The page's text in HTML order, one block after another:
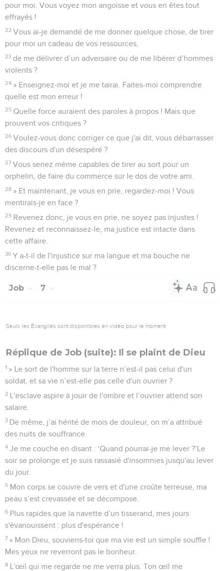
pour moi. Vous voyez mon angoisse et vous en êtes tout
effrayés !
22 Vous ai-je demandé de me donner quelque chose, de tirer
pour moi un cadeau de vos ressources,
23 de me délivrer d’un adversaire ou de me libérer d’hommes
violents ?
24 » Enseignez-moi et je me tairai. Faites-moi comprendre
quelle est mon erreur !
25 Quelle force auraient des paroles à propos ! Mais que
prouvent vos critiques ?
26 Voulez-vous donc corriger ce que j'ai dit, vous débarrasser
des discours d'un désespéré ?
27 Vous seriez même capables de tirer au sort pour un
orphelin, de faire du commerce sur le dos de votre ami.
28 » Et maintenant, je vous en prie, regardez-moi ! Vous
mentirais-je en face ?
29 Revenez donc, je vous en prie, ne soyez pas injustes !
Revenez et reconnaissez-le, ma justice est intacte dans
cette affaire.
30 Y a-t-il de l'injustice sur ma langue et ma bouche ne
discerne-t-elle pas le mal ?
Job 7
Seuls les Évangiles sont disponibles en vidéo pour le moment.
Réplique de Job (suite): Il se plaint de Dieu
1 » Le sort de l'homme sur la terre n’est-il pas celui d'un
soldat, et sa vie n’est-elle pas celle d'un ouvrier ?
2 L'esclave aspire à jouir de l'ombre et l’ouvrier attend son
salaire.
3 De même, j’ai hérité de mois de douleur, on m’a attribué
des nuits de souffrance.
4 Je me couche en disant : ‘Quand pourrai-je me lever ?’Le
soir se prolonge et je suis rassasié d'insomnies jusqu'au lever
du jour.
5 Mon corps se couvre de vers et d'une croûte terreuse, ma
peau s’est crevassée et se décompose.
6 Plus rapides que la navette d’un tisserand, mes jours
s'évanouissent : plus d'espérance !
7 » Mon Dieu, souviens-toi que ma vie est un simple souffle !
Mes yeux ne reverront pas le bonheur.
8 L'œil qui me regarde ne me verra plus. Ton œil me